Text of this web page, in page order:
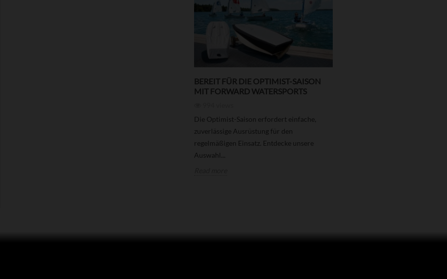
BEREIT FÜR DIE OPTIMIST-SAISON
MIT FORWARD WATERSPORTS
Die Optimist-Saison erfordert einfache,
zuverlässige Ausrüstung für den
regelmäßigen Einsatz. Entdecke unsere
Auswahl...